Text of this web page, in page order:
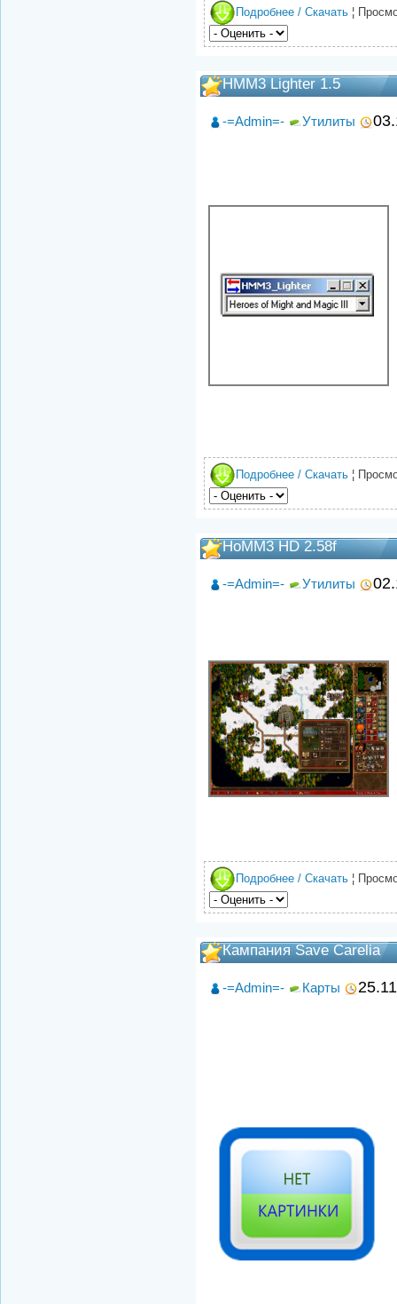
Подробнее / Скачать ¦
HMM3 Lighter 1.5
-=Admin=- Утилиты
Подробнее / Скачать ¦
HoMM3 HD 2.58f
-=Admin=- Утилиты
Подробнее / Скачать ¦
Кампания Save Carelia
-=Admin=- Карты